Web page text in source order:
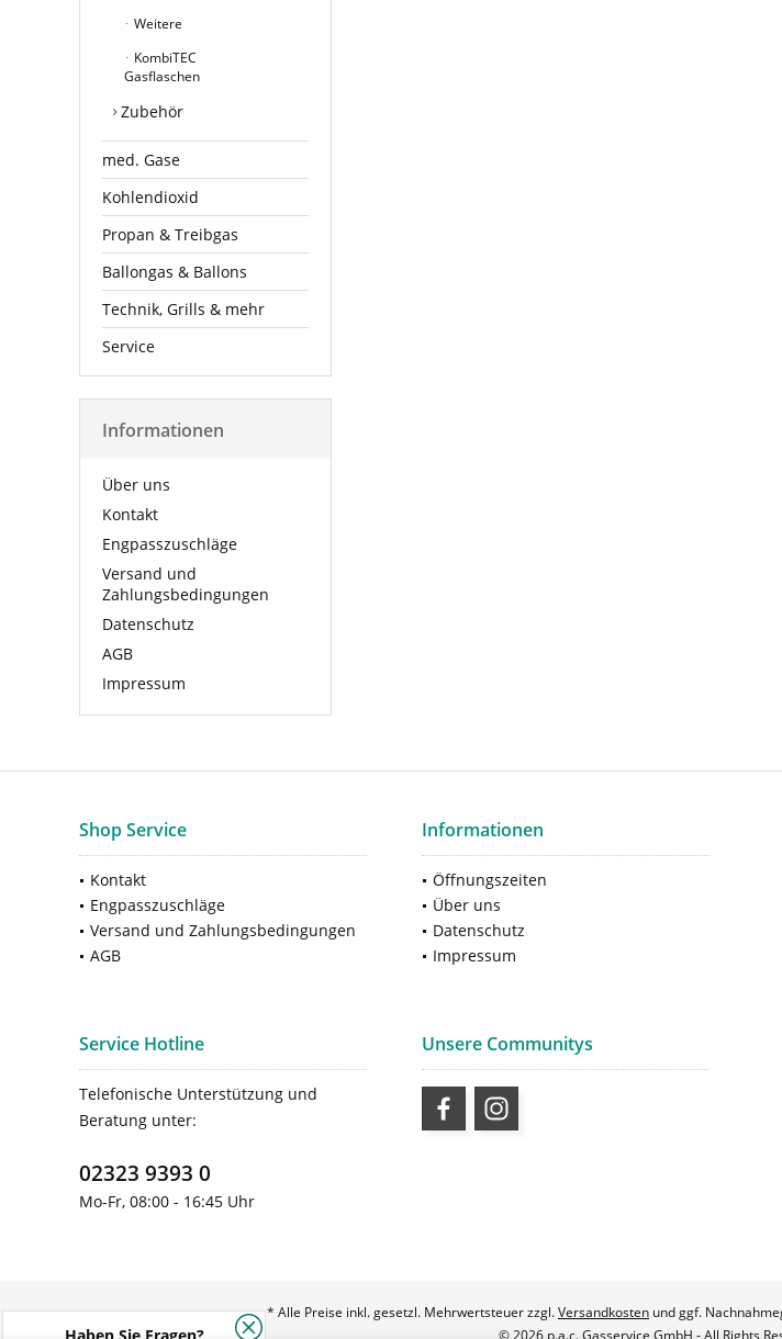
Weitere
KombiTEC
Gasflaschen
Zubehör
med. Gase
Kohlendioxid
Propan & Treibgas
Ballongas & Ballons
Technik, Grills & mehr
Service
Informationen
Über uns
Kontakt
Engpasszuschläge
Versand und
Zahlungsbedingungen
Datenschutz
AGB
Impressum
Shop Service
Kontakt
Engpasszuschläge
Versand und Zahlungsbedingungen
AGB
Informationen
Öffnungszeiten
Über uns
Datenschutz
Impressum
Service Hotline
Telefonische Unterstützung und
Beratung unter:
02323 9393 0
Mo-Fr, 08:00 - 16:45 Uhr
Unsere Communitys
* Alle Preise inkl. gesetzl. Mehrwertsteuer zzgl.Versandkosten und ggf.